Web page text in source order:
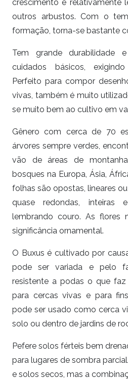
crescimento é relativamente
outros arbustos. Com o
formação, torna-se bastante
Tem grande durabilidade
cuidados básicos,
Perfeito para compor
vivas, também é muito
se muito bem ao cultivo em
Gênero com cerca de 70
árvores sempre verdes,
vão de áreas de
bosques na Europa, Ásia,
folhas são opostas, lineares
quase redondas, inteiras
lembrando couro. As flores
significância ornamental.
O Buxus é cultivado por
pode ser variada e pelo
resistente a podas o que
para cercas vivas e para
pode ser usado como cerca
solo ou dentro de jardins de
Pefere solos férteis bem
para lugares de sombra
e solos secos, mas a